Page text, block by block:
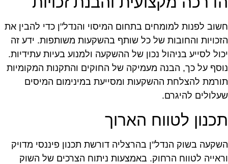
לפנות למומחים בתחום המיסוי והנדל"ן כדי להבין את
והחובות של כל שותף בהשקעות משותפות. ידע זה
לסייע בניהול נכון של ההשקעה ולמנוע בעיות עתידיות.
על כך, הבנה מעמיקה של החוקים והתקנות המקומיות
להצלחת ההשקעות ומסייעת במינימום המיסים
להיגרם.
לטווח הארוך
בשוק הנדל"ן בהרצליה דורשת תכנון פיננסי מדויק
לטווח הרחוק. באמצעות ניתוח הצרכים של השוק